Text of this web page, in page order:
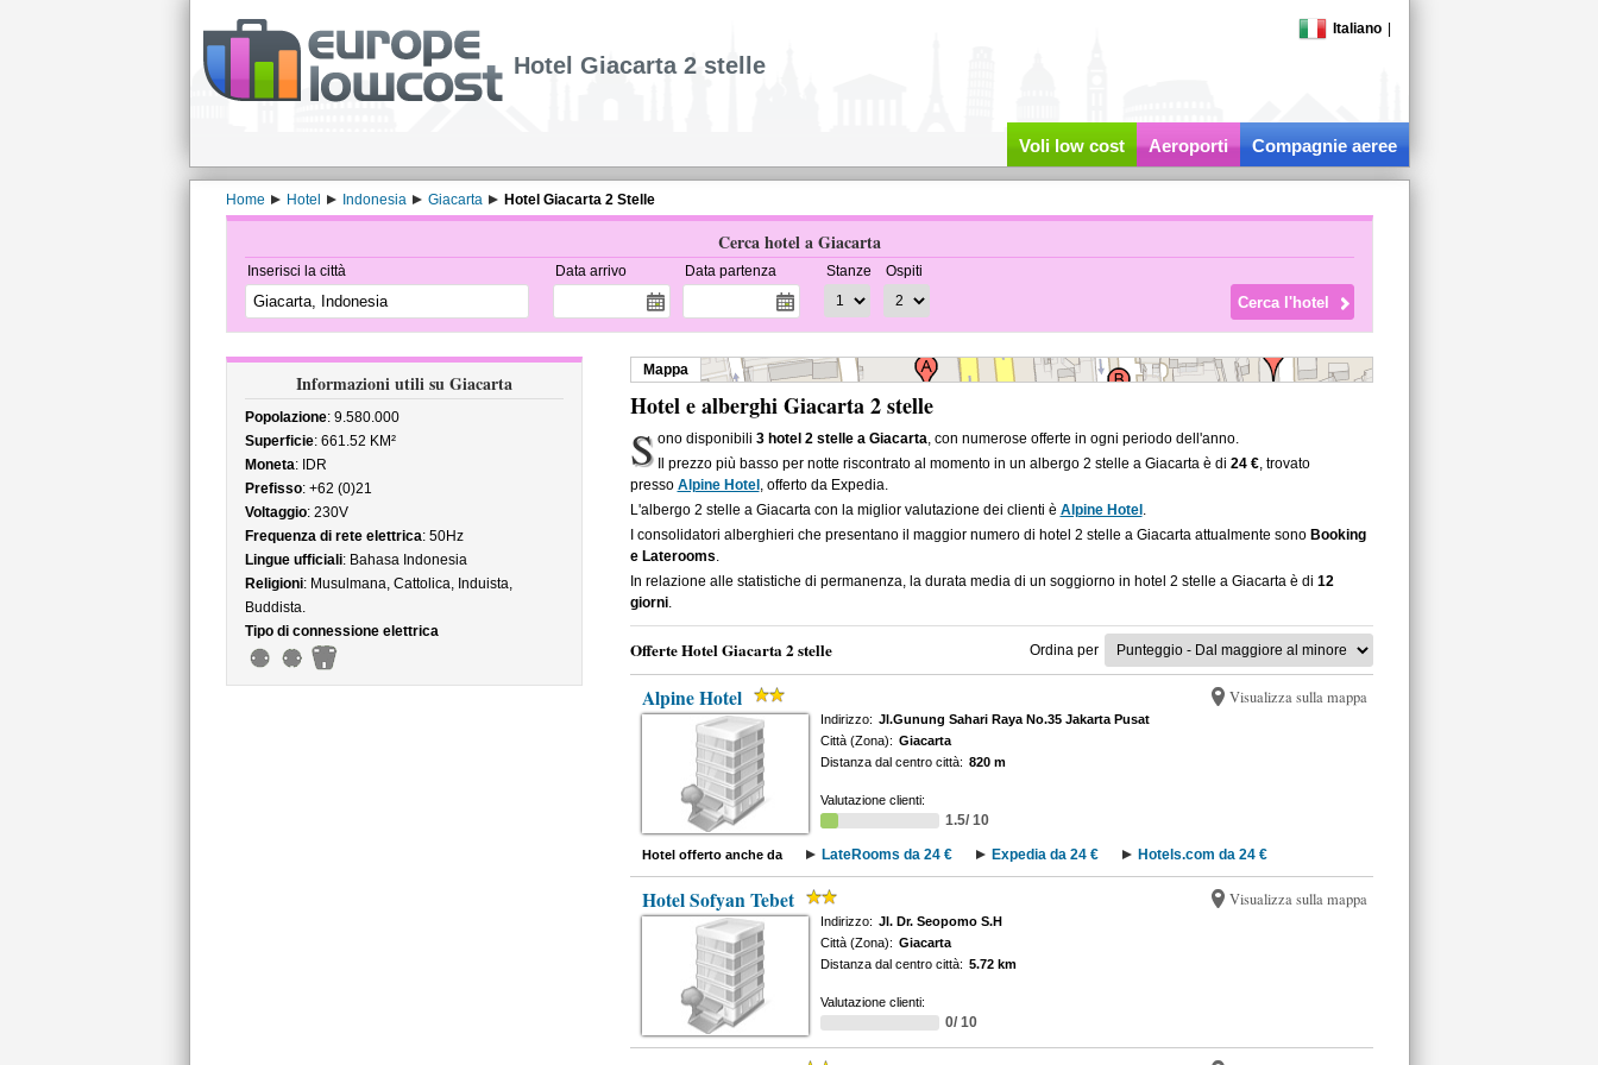
Italiano
Hotel Giacarta 2 stelle
Voli low cost Aeroporti Compagnie aeree
Home Hotel Indonesia Giacarta Hotel Giacarta 2 Stelle
Cerca hotel a Giacarta
Inserisci la città Data arrivo Data partenza Stanze Ospiti
Informazioni utili su Giacarta
Popolazione: 9.580.000
Superficie: 661.52 KM²
Moneta: IDR
Prefisso: +62 (0)21
Voltaggio: 230V
Frequenza di rete elettrica: 50Hz
Lingue ufficiali: Bahasa Indonesia
Religioni: Musulmana, Cattolica, Induista,
Buddista.
Tipo di connessione elettrica
Mappa
Hotel e alberghi Giacarta 2 stelle
S ono disponibili3 hotel 2 stelle a Giacarta, con numerose offerte in ogni periodo dell'anno.
Il prezzo più basso per notte riscontrato al momento in un albergo 2 stelle a Giacarta è di24 €, trovato
presso Alpine Hotel , offerto da Expedia.
L'albergo 2 stelle a Giacarta con la miglior valutazione dei clienti è Alpine Hotel .
I consolidatori alberghieri che presentano il maggior numero di hotel 2 stelle a Giacarta attualmente sono Booking
e Laterooms.
In relazione alle statistiche di permanenza, la durata media di un soggiorno in hotel 2 stelle a Giacarta è di 12
giorni.
Offerte Hotel Giacarta 2 stelle Ordina per
Alpine Hotel Visualizza sulla mappa
Indirizzo: Jl.Gunung Sahari Raya No.35 Jakarta Pusat
Città (Zona): Giacarta
Distanza dal centro città: 820 m
Valutazione clienti:
1.5/ 10
Hotel offerto anche da LateRooms da 24 € Expedia da 24 € Hotels.com da 24 €
Hotel Sofyan Tebet Visualizza sulla mappa
Indirizzo: Jl. Dr. Seopomo S.H
Città (Zona): Giacarta
Distanza dal centro città: 5.72 km
Valutazione clienti:
0/ 10